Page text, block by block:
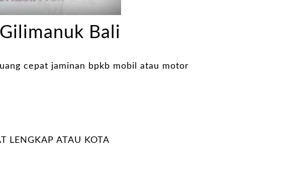
Bali
cepat jaminan bpkb mobil atau motor
LENGKAP ATAU KOTA